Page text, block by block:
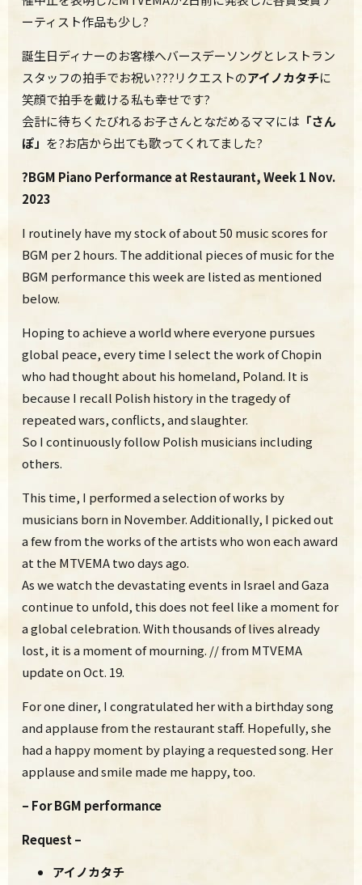
ーティスト作品も少し?
誕生日ディナーのお客様へバースデーソングとレストラン
スタッフの拍手でお祝い???リクエストのアイノカタチに
笑顔で拍手を戴ける私も幸せです?
会計に待ちくたびれるお子さんとなだめるママには 「さん
ぽ」 を?お店から出ても歌ってくれてました?
?BGM Piano Performance at Restaurant, Week 1 Nov.
2023
I routinely have my stock of about 50 music scores for
BGM per 2 hours. The additional pieces of music for the
BGM performance this week are listed as mentioned
below.
Hoping to achieve a world where everyone pursues
global peace, every time I select the work of Chopin
who had thought about his homeland, Poland. It is
because I recall Polish history in the tragedy of
repeated wars, conflicts, and slaughter.
So I continuously follow Polish musicians including
others.
This time, I performed a selection of works by
musicians born in November. Additionally, I picked out
a few from the works of the artists who won each award
at the MTVEMA two days ago.
As we watch the devastating events in Israel and Gaza
continue to unfold, this does not feel like a moment for
a global celebration. With thousands of lives already
lost, it is a moment of mourning. // from MTVEMA
update on Oct. 19.
For one diner, I congratulated her with a birthday song
and applause from the restaurant staff. Hopefully, she
had a happy moment by playing a requested song. Her
applause and smile made me happy, too.
– For BGM performance
Request –
アイノカタチ